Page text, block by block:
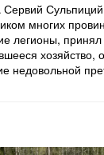
Сервий
многих
легионы,
недовольной